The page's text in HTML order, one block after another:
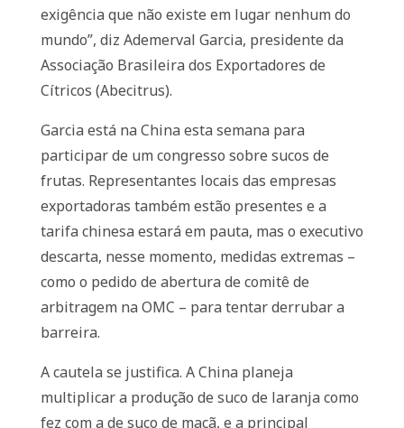
exigência que não existe em lugar nenhum do
mundo”, diz Ademerval Garcia, presidente da
Associação Brasileira dos Exportadores de
Cítricos (Abecitrus).
Garcia está na China esta semana para
participar de um congresso sobre sucos de
frutas. Representantes locais das empresas
exportadoras também estão presentes e a
tarifa chinesa estará em pauta, mas o executivo
descarta, nesse momento, medidas extremas –
como o pedido de abertura de comitê de
arbitragem na OMC – para tentar derrubar a
barreira.
A cautela se justifica. A China planeja
multiplicar a produção de suco de laranja como
fez com a de suco de maçã, e a principal